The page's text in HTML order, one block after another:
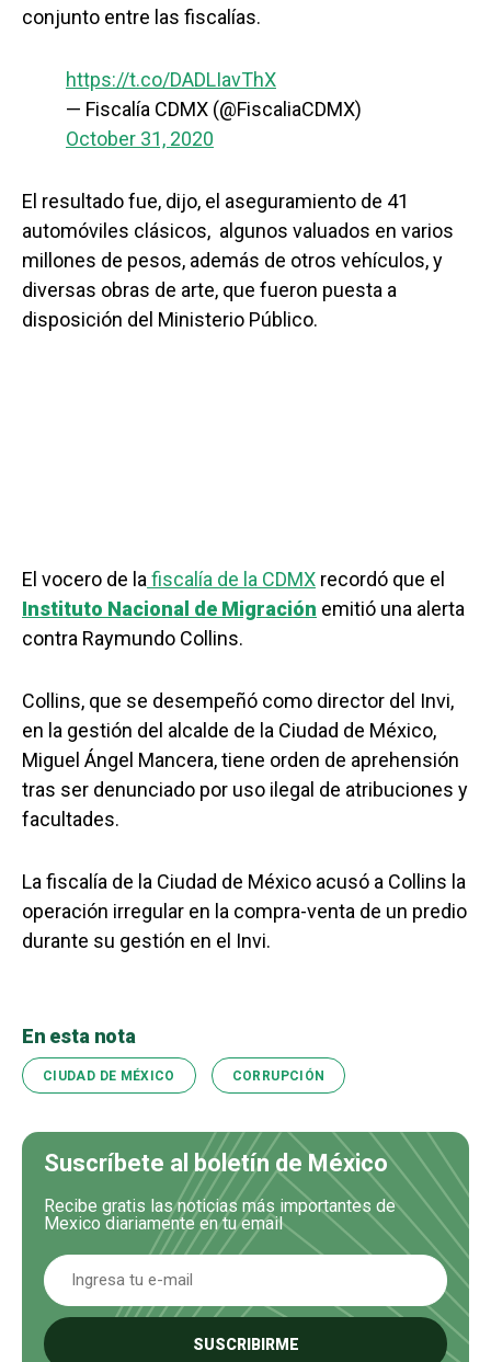
conjunto entre las fiscalías.
https://t.co/DADLIavThX
— Fiscalía CDMX (@FiscaliaCDMX)
October 31, 2020
El resultado fue, dijo, el aseguramiento de 41
automóviles clásicos, algunos valuados en varios
millones de pesos, además de otros vehículos, y
diversas obras de arte, que fueron puesta a
disposición del Ministerio Público.
El vocero de la fiscalía de la CDMX recordó que el
Instituto Nacional de Migración emitió una alerta
contra Raymundo Collins.
Collins, que se desempeñó como director del Invi,
en la gestión del alcalde de la Ciudad de México,
Miguel Ángel Mancera, tiene orden de aprehensión
tras ser denunciado por uso ilegal de atribuciones y
facultades.
La fiscalía de la Ciudad de México acusó a Collins la
operación irregular en la compra-venta de un predio
durante su gestión en el Invi.
En esta nota
CIUDAD DE MÉXICO CORRUPCIÓN
Suscríbete al boletín de México
Recibe gratis las noticias más importantes de
Mexico diariamente en tu email
SUSCRIBIRME